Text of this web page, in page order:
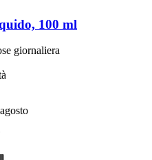
100 ml
giornaliera